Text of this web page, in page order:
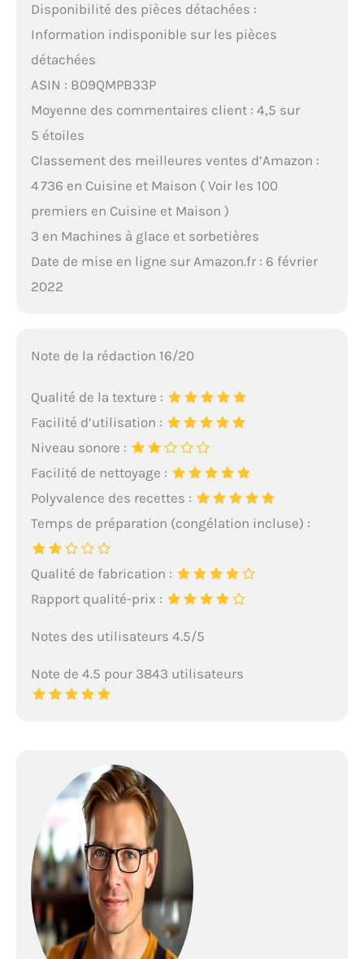
Disponibilité des pièces détachées :
Information indisponible sur les pièces
détachées
ASIN : B09QMPB33P
Moyenne des commentaires client : 4,5 sur
5 étoiles
Classement des meilleures ventes d’Amazon :
4 736 en Cuisine et Maison ( Voir les 100
premiers en Cuisine et Maison )
3 en Machines à glace et sorbetières
Date de mise en ligne sur Amazon.fr : 6 février
2022
Note de la rédaction 16/20
Qualité de la texture :
Facilité d’utilisation :
Niveau sonore :
Facilité de nettoyage :
Polyvalence des recettes :
Temps de préparation (congélation incluse) :
Qualité de fabrication :
Rapport qualité-prix :
Notes des utilisateurs 4.5/5
Note de 4.5 pour 3843 utilisateurs